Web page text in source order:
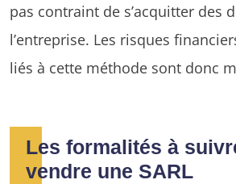
pas contraint de s’acquitter des
l’entreprise. Les risques
liés à cette méthode sont donc
Les formalités à
vendre une SARL